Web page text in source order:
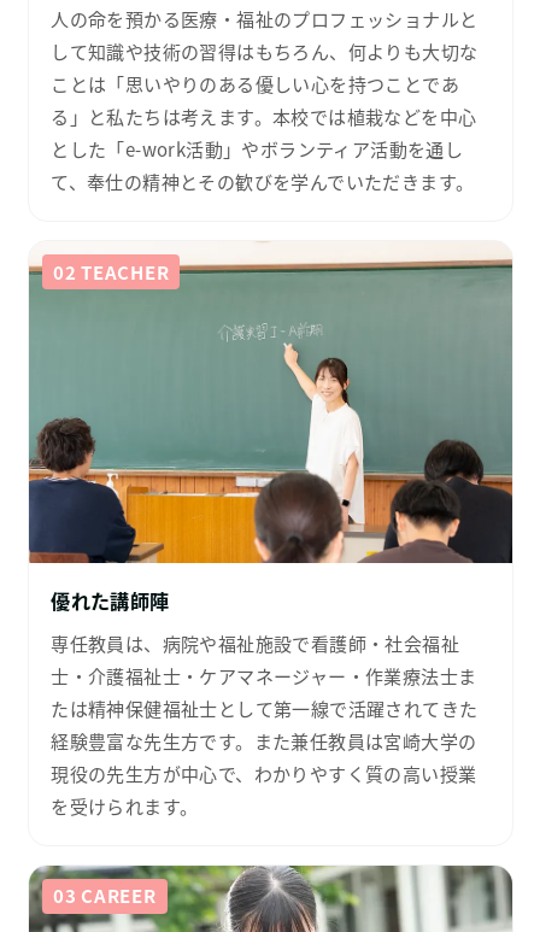
人の命を預かる医療・福祉のプロフェッショナルと
して知識や技術の習得はもちろん、何よりも大切な
ことは「思いやりのある優しい心を持つことであ
る」と私たちは考えます。本校では植栽などを中心
とした「e-work活動」やボランティア活動を通し
て、奉仕の精神とその歓びを学んでいただきます。
02 TEACHER
優れた講師陣
専任教員は、病院や福祉施設で看護師・社会福祉
士・介護福祉士・ケアマネージャー・作業療法士ま
たは精神保健福祉士として第一線で活躍されてきた
経験豊富な先生方です。また兼任教員は宮崎大学の
現役の先生方が中心で、わかりやすく質の高い授業
を受けられます。
03 CAREER